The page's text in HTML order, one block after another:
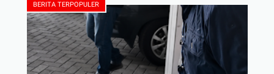
BERITA TERPOPULER